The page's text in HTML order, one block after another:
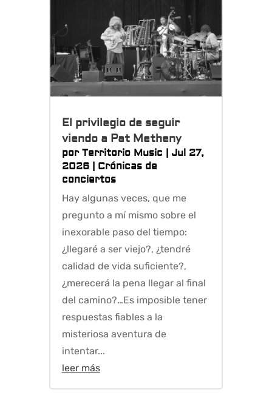
El privilegio de seguir
viendo a Pat Metheny
por Territorio Music
Jul 27,
2026| Crónicas de
conciertos
Hay algunas veces, que me
pregunto a mí mismo sobre el
inexorable paso del tiempo:
¿llegaré a ser viejo?, ¿tendré
calidad de vida suficiente?,
¿merecerá la pena llegar al final
del camino?…Es imposible tener
respuestas fiables a la
misteriosa aventura de
intentar...
leer más